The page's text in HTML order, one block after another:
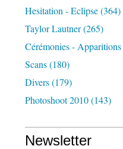
Hesitation - Eclipse(364)
Taylor Lautner(265)
Cérémonies - Apparitions
Scans(180)
Divers(179)
Photoshoot 2010(143)
Newsletter